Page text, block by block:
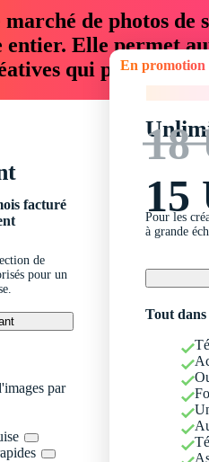
marché de photos
entier. Elle permet
qui
facturé
de
pour un
par
En promotion
18
15
Pour les
à grande
Tout